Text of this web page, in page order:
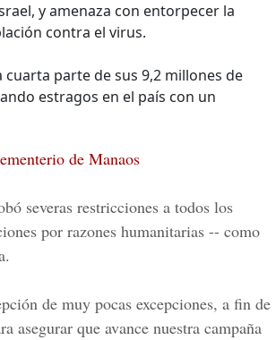
y amenaza con entorpecer la
contra el virus.
cuarta parte de sus 9,2 millones de
estragos en el país con un
de Manaos
severas restricciones a todos los
por razones humanitarias -- como
de muy pocas excepciones, a fin de
asegurar que avance nuestra campaña